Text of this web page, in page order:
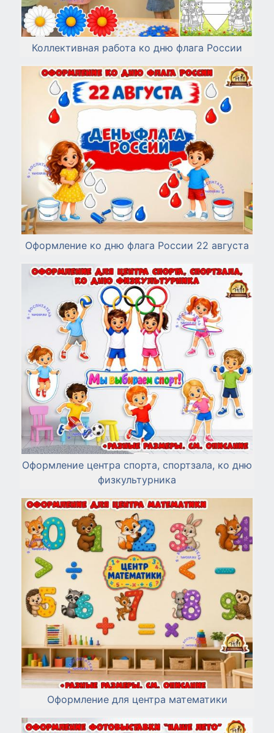
Коллективная работа ко дню флага России
Оформление ко дню флага России 22 августа
Оформление центра спорта, спортзала, ко дню
физкультурника
Оформление для центра математики